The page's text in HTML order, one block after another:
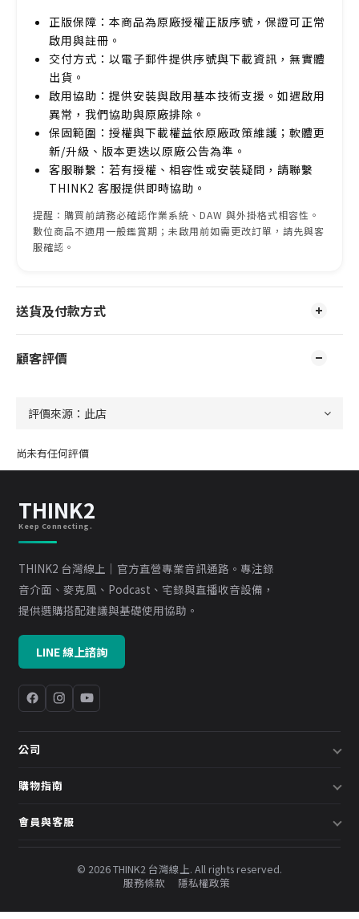
正版保障：本商品為原廠授權正版序號，保證可正常
啟用與註冊。
交付方式：以電子郵件提供序號與下載資訊，無實體
出貨。
啟用協助：提供安裝與啟用基本技術支援。如遇啟用
異常，我們協助與原廠排除。
保固範圍：授權與下載權益依原廠政策維護；軟體更
新/升級、版本更迭以原廠公告為準。
客服聯繫：若有授權、相容性或安裝疑問，請聯繫
THINK2 客服提供即時協助。
提醒：購買前請務必確認作業系統、DAW 與外掛格式相容性。
數位商品不適用一般鑑賞期；未啟用前如需更改訂單，請先與客
服確認。
送貨及付款方式
顧客評價
尚未有任何評價
THINK2
Keep Connecting.
THINK2 台灣線上｜官方直營專業音訊通路。專注錄
音介面、麥克風、Podcast、宅錄與直播收音設備，
提供選購搭配建議與基礎使用協助。
LINE 線上諮詢
公司
關於我們
預約諮詢
購物指南
配送說明
常見問題
會員與客服
會員中心
© 2026 THINK2 台灣線上. All rights reserved.
服務條款
隱私權政策